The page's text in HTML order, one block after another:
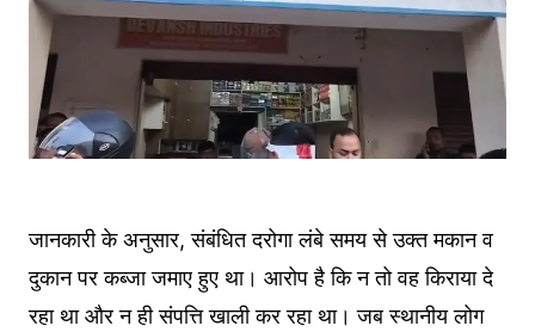
जानकारी के अनुसार, संबंधित दरोगा लंबे समय से उक्त मकान व
दुकान पर कब्जा जमाए हुए था। आरोप है कि न तो वह किराया दे
रहा था और न ही संपत्ति खाली कर रहा था। जब स्थानीय लोग